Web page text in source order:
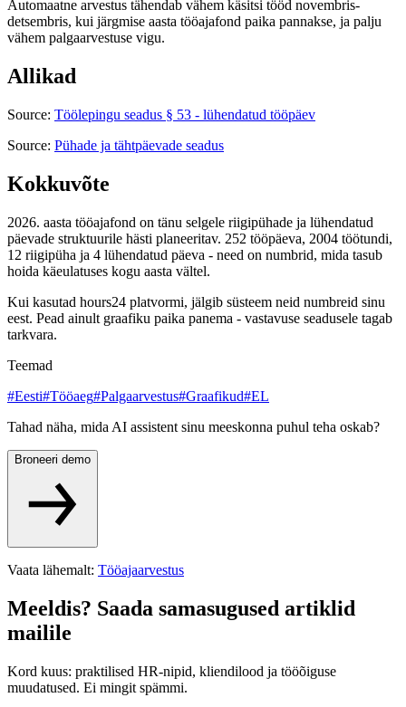
Automaatne arvestus tähendab vähem käsitsi tööd novembris-
detsembris, kui järgmise aasta tööajafond paika pannakse, ja palju
vähem palgaarvestuse vigu.
Allikad
Source: Töölepingu seadus § 53 - lühendatud tööpäev
Source: Pühade ja tähtpäevade seadus
Kokkuvõte
2026. aasta tööajafond on tänu selgele riigipühade ja lühendatud
päevade struktuurile hästi planeeritav. 252 tööpäeva, 2004 töötundi,
12 riigipüha ja 4 lühendatud päeva - need on numbrid, mida tasub
hoida käeulatuses kogu aasta vältel.
Kui kasutad hours24 platvormi, jälgib süsteem neid numbreid sinu
eest. Pead ainult graafiku paika panema - vastavuse seadusele tagab
tarkvara.
Teemad
#Eesti#Tööaeg#Palgaarvestus#Graafikud#EL
Tahad näha, mida AI assistent sinu meeskonna puhul teha oskab?
Broneeri demo
Vaata lähemalt: Tööajaarvestus
Meeldis? Saada samasugused artiklid
mailile
Kord kuus: praktilised HR-nipid, kliendilood ja tööõiguse
muudatused. Ei mingit spämmi.